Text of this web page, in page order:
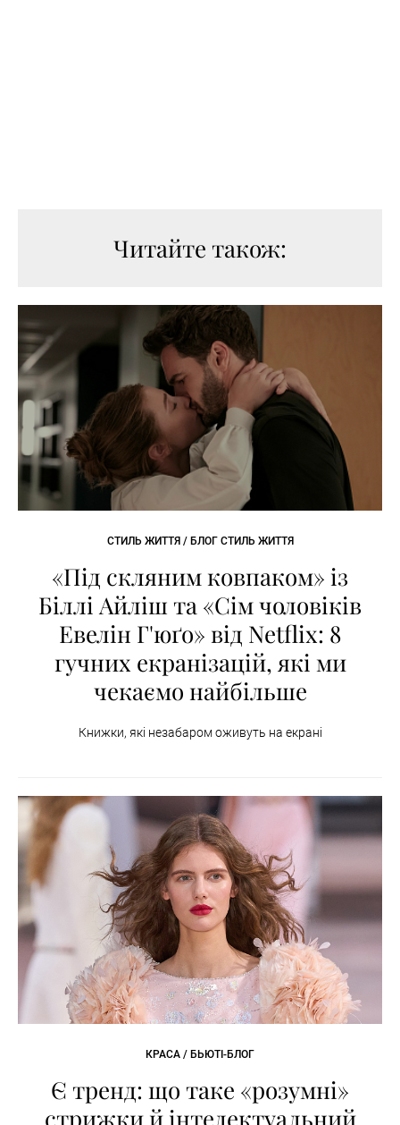
Читайте також:
СТИЛЬ ЖИТТЯ / БЛОГ СТИЛЬ ЖИТТЯ
«Під скляним ковпаком» із
Біллі Айліш та «Сім чоловіків
Евелін Г'юґо» від Netflix: 8
гучних екранізацій, які ми
чекаємо найбільше
Книжки, які незабаром оживуть на екрані
КРАСА / БЬЮТІ-БЛОГ
Є тренд: що таке «розумні»
стрижки й інтелектуальний